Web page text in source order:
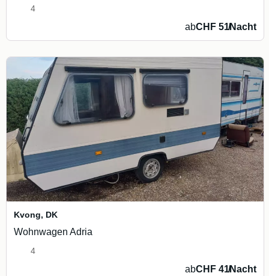
4
abCHF 51/Nacht
Kvong, DK
Wohnwagen Adria
4
abCHF 41/Nacht